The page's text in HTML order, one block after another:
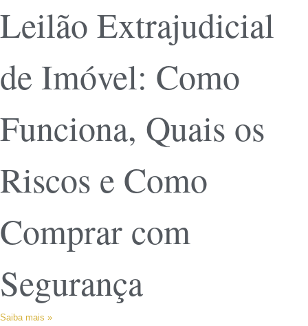
Leilão Extrajudicial
de Imóvel: Como
Funciona, Quais os
Riscos e Como
Comprar com
Segurança
Saiba mais »